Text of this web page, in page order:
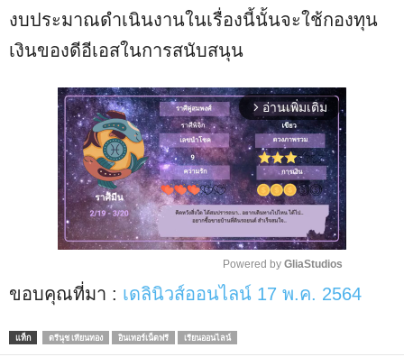
งบประมาณดำเนินงานในเรื่องนี้นั้นจะใช้กองทุน
เงินของดีอีเอสในการสนับสนุน
arrow_forward_ios อ่านเพิ่มเติม
M
e
Powered by GliaStudios
ขอบคุณที่มา : เดลินิวส์ออนไลน์ 17 พ.ค. 2564
แท็ก ตรีนุช เทียนทอง อินเทอร์เน็ตฟรี เรียนออนไลน์